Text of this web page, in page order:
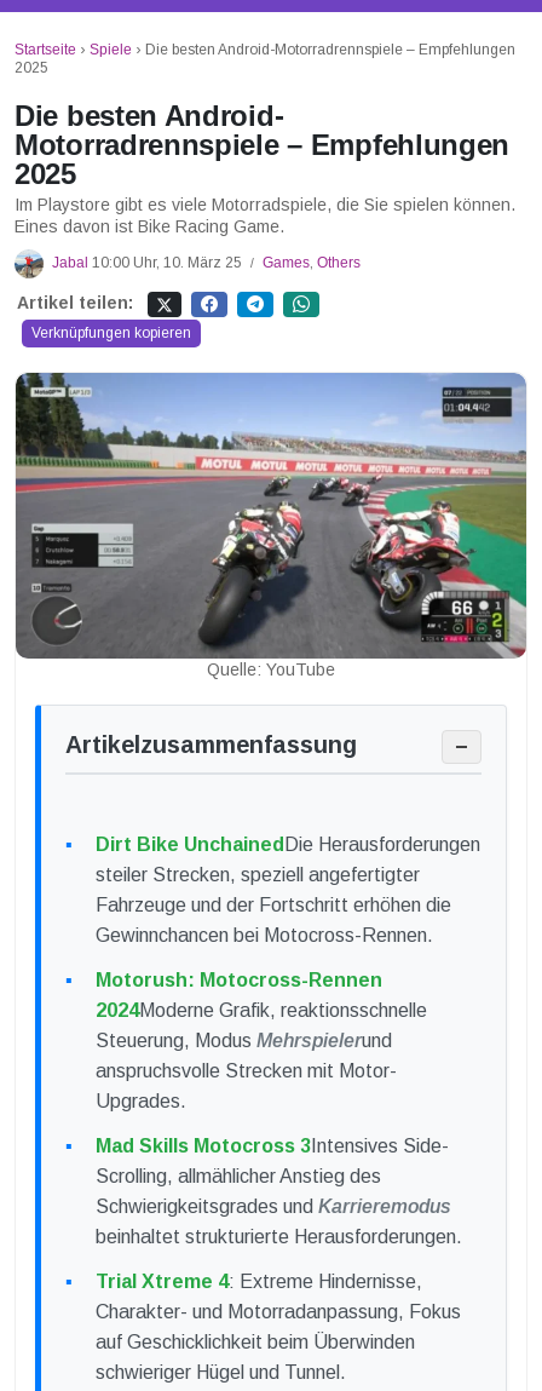
Startseite › Spiele › Die besten Android-Motorradrennspiele – Empfehlungen
2025
Die besten Android-
Motorradrennspiele – Empfehlungen
2025
Im Playstore gibt es viele Motorradspiele, die Sie spielen können.
Eines davon ist Bike Racing Game.
Jabal 10:00 Uhr, 10. März 25 / Games, Others
Artikel teilen:
Verknüpfungen kopieren
Quelle: YouTube
Artikelzusammenfassung −
Dirt Bike Unchained Die Herausforderungen
steiler Strecken, speziell angefertigter
Fahrzeuge und der Fortschritt erhöhen die
Gewinnchancen bei Motocross-Rennen.
Motorush: Motocross-Rennen
2024Moderne Grafik, reaktionsschnelle
Steuerung, Modus Mehrspielerund
anspruchsvolle Strecken mit Motor-
Upgrades.
Mad Skills Motocross 3 Intensives Side-
Scrolling, allmählicher Anstieg des
Schwierigkeitsgrades und Karrieremodus
beinhaltet strukturierte Herausforderungen.
Trial Xtreme 4: Extreme Hindernisse,
Charakter- und Motorradanpassung, Fokus
auf Geschicklichkeit beim Überwinden
schwieriger Hügel und Tunnel.